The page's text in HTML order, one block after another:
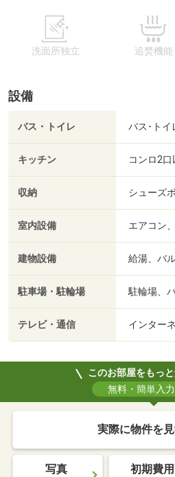
洗面所独立 追焚機能
設備
バス・トイレ バス･トイ
キッチン コンロ2口
収納 シューズ
室内設備 エアコン
建物設備 給湯、バ
駐車場・駐輪場 駐輪場、
テレビ・通信 インター
このお部屋をもっ
無料・簡単入
実際に物件を
写真 初期費用